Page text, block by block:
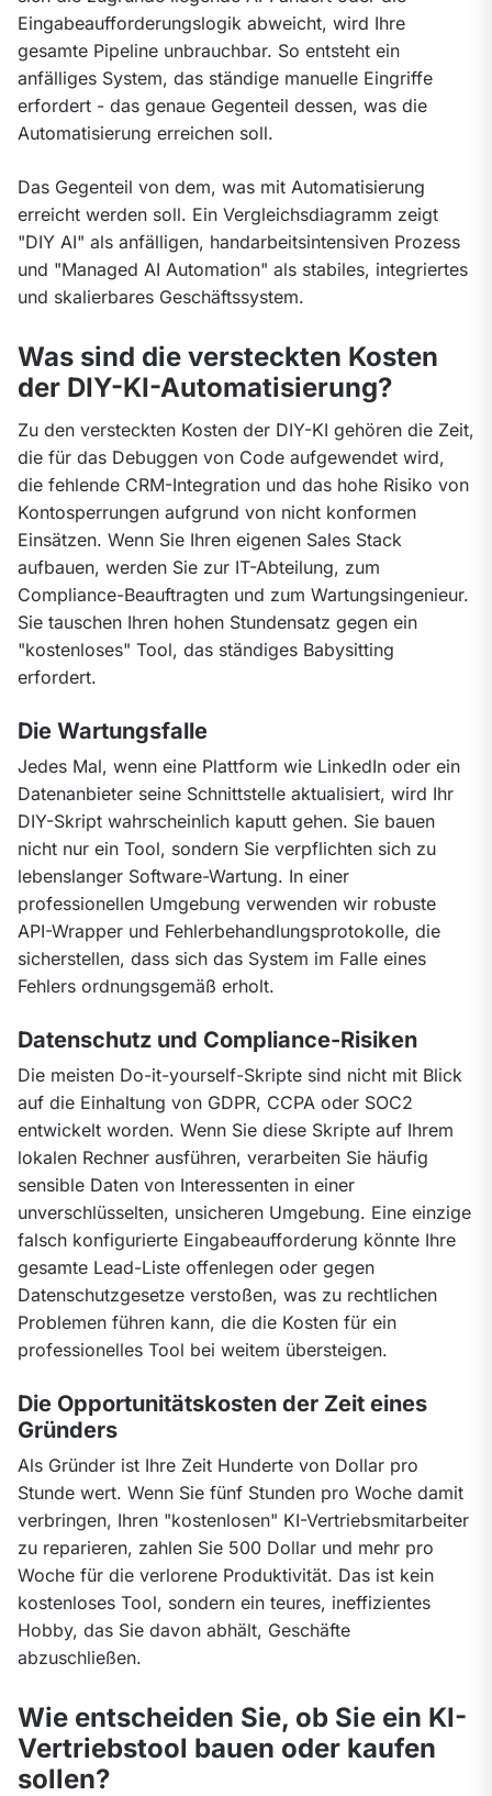
Eingabeaufforderungslogik abweicht, wird Ihre
gesamte Pipeline unbrauchbar. So entsteht ein
anfälliges System, das ständige manuelle Eingriffe
erfordert - das genaue Gegenteil dessen, was die
Automatisierung erreichen soll.
Das Gegenteil von dem, was mit Automatisierung
erreicht werden soll. Ein Vergleichsdiagramm zeigt
"DIY AI" als anfälligen, handarbeitsintensiven Prozess
und "Managed AI Automation" als stabiles, integriertes
und skalierbares Geschäftssystem.
Was sind die versteckten Kosten
der DIY-KI-Automatisierung?
Zu den versteckten Kosten der DIY-KI gehören die Zeit,
die für das Debuggen von Code aufgewendet wird,
die fehlende CRM-Integration und das hohe Risiko von
Kontosperrungen aufgrund von nicht konformen
Einsätzen. Wenn Sie Ihren eigenen Sales Stack
aufbauen, werden Sie zur IT-Abteilung, zum
Compliance-Beauftragten und zum Wartungsingenieur.
Sie tauschen Ihren hohen Stundensatz gegen ein
"kostenloses" Tool, das ständiges Babysitting
erfordert.
Die Wartungsfalle
Jedes Mal, wenn eine Plattform wie LinkedIn oder ein
Datenanbieter seine Schnittstelle aktualisiert, wird Ihr
DIY-Skript wahrscheinlich kaputt gehen. Sie bauen
nicht nur ein Tool, sondern Sie verpflichten sich zu
lebenslanger Software-Wartung. In einer
professionellen Umgebung verwenden wir robuste
API-Wrapper und Fehlerbehandlungsprotokolle, die
sicherstellen, dass sich das System im Falle eines
Fehlers ordnungsgemäß erholt.
Datenschutz und Compliance-Risiken
Die meisten Do-it-yourself-Skripte sind nicht mit Blick
auf die Einhaltung von GDPR, CCPA oder SOC2
entwickelt worden. Wenn Sie diese Skripte auf Ihrem
lokalen Rechner ausführen, verarbeiten Sie häufig
sensible Daten von Interessenten in einer
unverschlüsselten, unsicheren Umgebung. Eine einzige
falsch konfigurierte Eingabeaufforderung könnte Ihre
gesamte Lead-Liste offenlegen oder gegen
Datenschutzgesetze verstoßen, was zu rechtlichen
Problemen führen kann, die die Kosten für ein
professionelles Tool bei weitem übersteigen.
Die Opportunitätskosten der Zeit eines
Gründers
Als Gründer ist Ihre Zeit Hunderte von Dollar pro
Stunde wert. Wenn Sie fünf Stunden pro Woche damit
verbringen, Ihren "kostenlosen" KI-Vertriebsmitarbeiter
zu reparieren, zahlen Sie 500 Dollar und mehr pro
Woche für die verlorene Produktivität. Das ist kein
kostenloses Tool, sondern ein teures, ineffizientes
Hobby, das Sie davon abhält, Geschäfte
abzuschließen.
Wie entscheiden Sie, ob Sie ein KI-
Vertriebstool bauen oder kaufen
sollen?